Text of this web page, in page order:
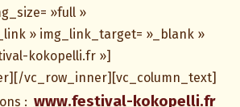
»full »
» img_link_target= »_blank »
kokopelli.fr »]
vc_row_inner][vc_column_text]
: www.festival-kokopelli.fr